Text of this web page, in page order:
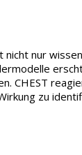
nur
CHEST
zu